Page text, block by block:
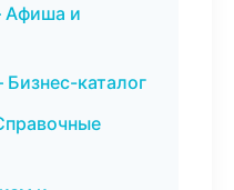
Афиша и
каталог